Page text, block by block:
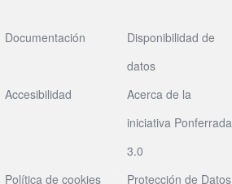
Documentación
Disponibilidad de
datos
Accesibilidad
Acerca de la
iniciativa Ponferrada
3.0
Política de cookies
Protección de Datos